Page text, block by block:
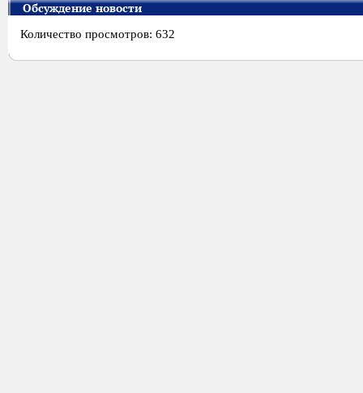
Обсуждение новости
Количество просмотров: 632